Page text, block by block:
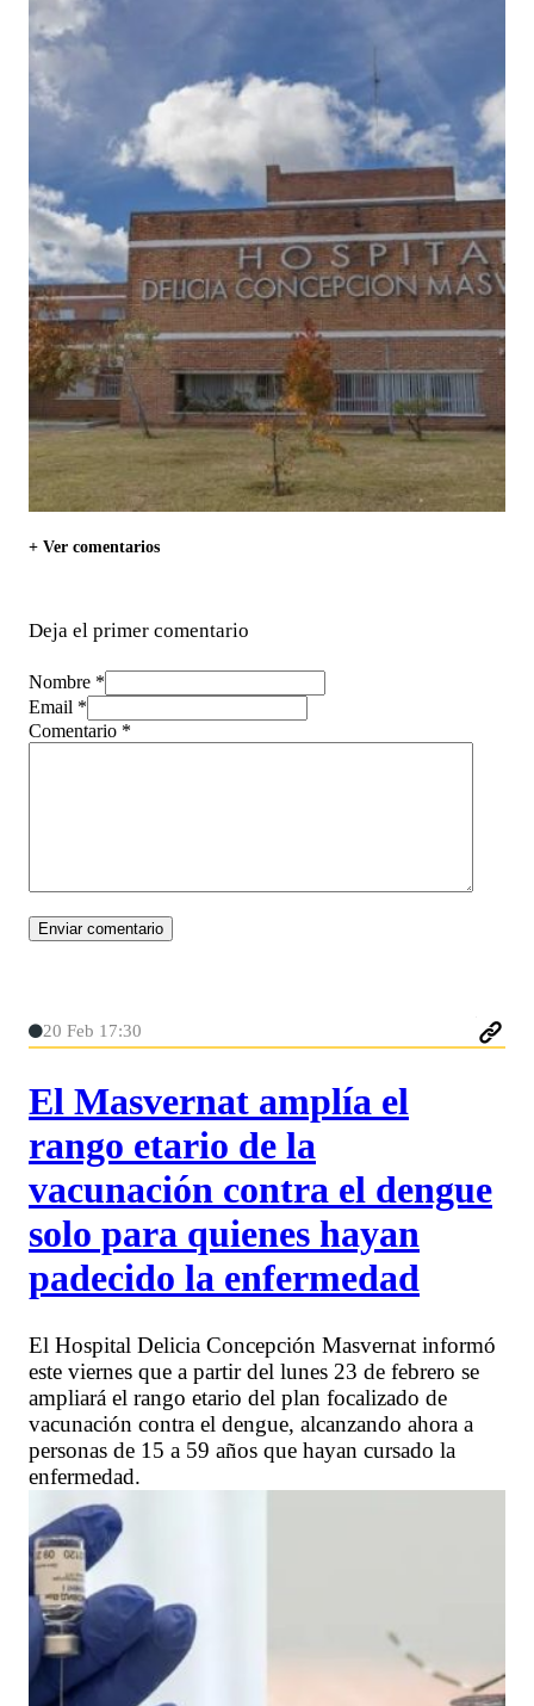
+ Ver comentarios
Deja el primer comentario
Nombre *
Email *
Comentario *
20 Feb 17:30
El Masvernat amplía el
rango etario de la
vacunación contra el dengue
solo para quienes hayan
padecido la enfermedad
El Hospital Delicia Concepción Masvernat informó
este viernes que a partir del lunes 23 de febrero se
ampliará el rango etario del plan focalizado de
vacunación contra el dengue, alcanzando ahora a
personas de 15 a 59 años que hayan cursado la
enfermedad.